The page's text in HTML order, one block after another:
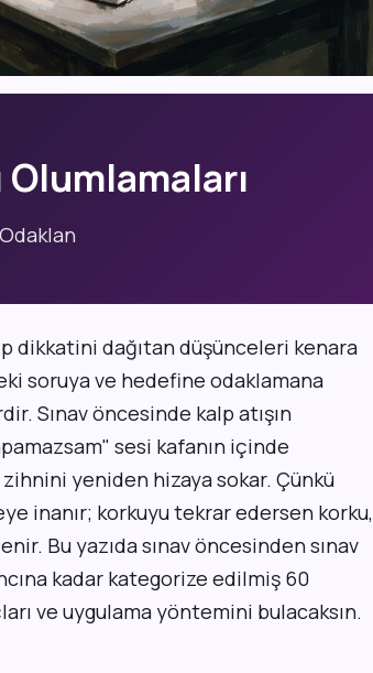
Olumlamaları
dikkatini dağıtan düşünceleri kenara
soruya ve hedefine odaklamana
Sınav öncesinde kalp atışın
sesi kafanın içinde
yeniden hizaya sokar. Çünkü
inanır; korkuyu tekrar edersen korku,
Bu yazıda sınav öncesinden sınav
kadar kategorize edilmiş 60
ve uygulama yöntemini bulacaksın.